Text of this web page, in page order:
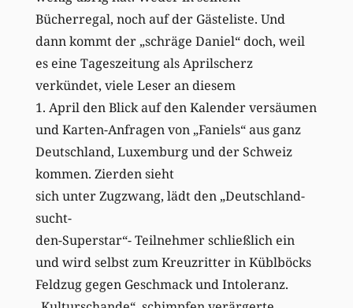
Bücherregal, noch auf der Gästeliste. Und
dann kommt der „schräge Daniel“ doch, weil
es eine Tageszeitung als Aprilscherz
verkündet, viele Leser an diesem
1. April den Blick auf den Kalender versäumen
und Karten-Anfragen von „Faniels“ aus ganz
Deutschland, Luxemburg und der Schweiz
kommen. Zierden sieht
sich unter Zugzwang, lädt den „Deutschland-
sucht-
den-Superstar“- Teilnehmer schließlich ein
und wird selbst zum Kreuzritter in Küblböcks
Feldzug gegen Geschmack und Intoleranz.